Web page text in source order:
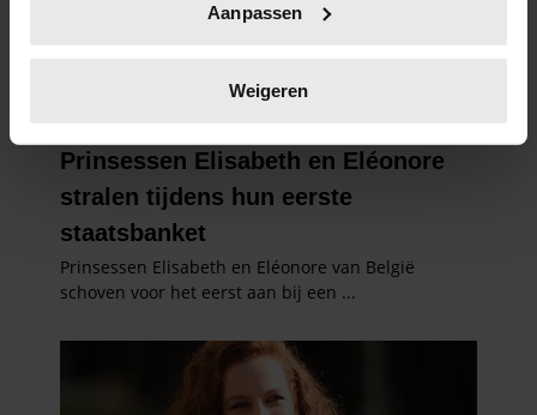
scannen op specifieke eigenschappen (fingerprinting)
verwerkt en stel uw voorkeuren in het
intrekken in de Cookieverklaring.
We gebruiken cookies om content en advertenties te
personaliseren, om functies voor social media te bieden
en om ons websiteverkeer te analyseren. Ook delen we
informatie over uw gebruik van onze site met onze
partners kunnen deze gegevens combineren met andere
informatie die u aan ze heeft verstrekt of die ze hebben
verzameld op basis van uw gebruik van hun services. U
Aanpassen
Weigeren